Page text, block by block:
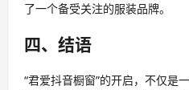
了一个备受关注的服装品牌。
四、结语
“君爱抖音橱窗”的开启，不仅是